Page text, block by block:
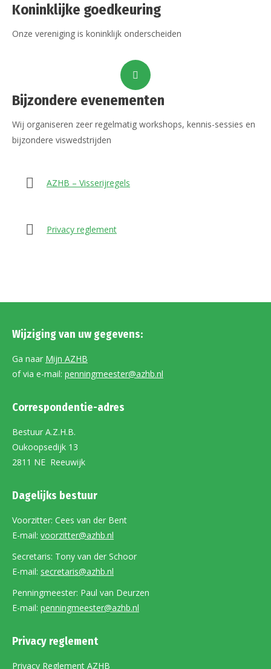
Koninklijke goedkeuring
Onze vereniging is koninklijk onderscheiden
Bijzondere evenementen
Wij organiseren zeer regelmatig workshops, kennis-sessies en
bijzondere viswedstrijden
AZHB – Visserijregels
Privacy reglement
Wijziging van uw gegevens:
Ga naar Mijn AZHB
of via e-mail: penningmeester@azhb.nl
Correspondentie-adres
Bestuur A.Z.H.B.
Oukoopsedijk 13
2811 NE Reeuwijk
Dagelijks bestuur
Voorzitter: Cees van der Bent
E-mail: voorzitter@azhb.nl
Secretaris: Tony van der Schoor
E-mail: secretaris@azhb.nl
Penningmeester: Paul van Deurzen
E-mail: penningmeester@azhb.nl
Privacy reglement
Privacy Reglement AZHB